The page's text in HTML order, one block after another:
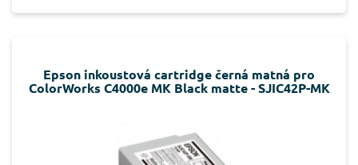
Epson inkoustová cartridge černá matná pro
ColorWorks C4000e MK Black matte - SJIC42P-MK